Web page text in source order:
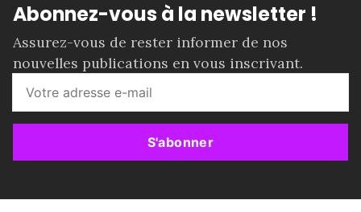
Abonnez-vous à la newsletter !
Assurez-vous de rester informer de nos
nouvelles publications en vous inscrivant.
S'abonner